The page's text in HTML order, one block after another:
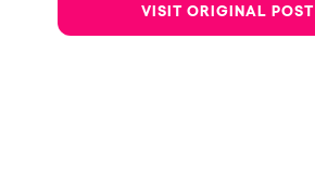
VISIT ORIGINAL POST